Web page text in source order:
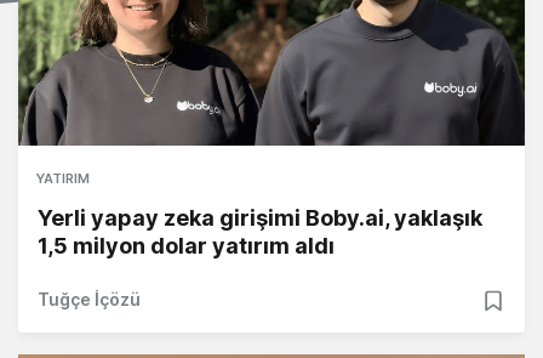
YATIRIM
Yerli yapay zeka girişimi Boby.ai, yaklaşık
1,5 milyon dolar yatırım aldı
Tuğçe İçözü